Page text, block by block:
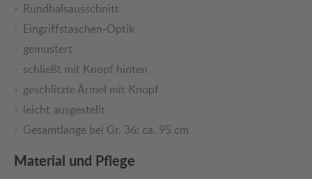
Rundhalsausschnitt
Eingriffstaschen-Optik
gemustert
schließt mit Knopf hinten
geschlitzte Ärmel mit Knopf
leicht ausgestellt
Gesamtlänge bei Gr. 36: ca. 95 cm
Material und Pflege